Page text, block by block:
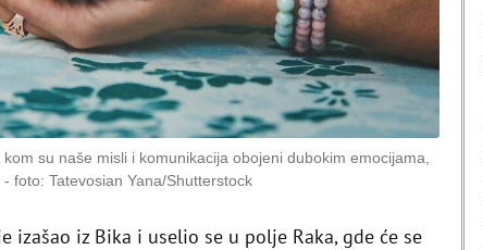
su naše misli i komunikacija obojeni dubokim emocijama,
foto: Tatevosian Yana/Shutterstock
izašao iz Bika i uselio se u polje Raka, gde će se